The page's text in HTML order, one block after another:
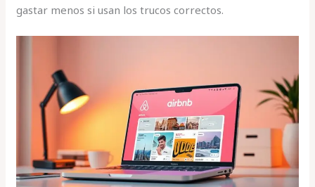
gastar menos si usan los trucos correctos.